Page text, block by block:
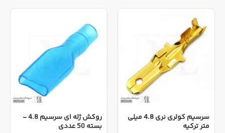
سرسیم کولری نری 4.8 میلی
متر ترکیه
روکش ژله ای سرسیم 4.8 -
بسته 50 عددی